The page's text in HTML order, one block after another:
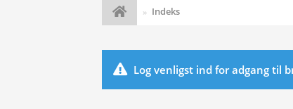
Indeks
Log venligst ind for adgang til